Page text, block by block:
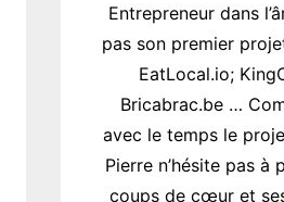
Entrepreneur dans
pas son premier
EatLocal.io;
Bricabrac.be …
avec le temps le
Pierre n’hésite pas à
coups de cœur et